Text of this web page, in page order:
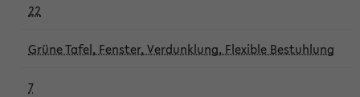
22
Grüne Tafel, Fenster, Verdunklung, Flexible Bestuhlung
7